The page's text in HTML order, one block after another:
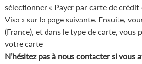
sélectionner « Payer par carte de
Visa » sur la page suivante. Ensuite,
(France), et dans le type de carte, vous
votre carte
N’hésitez pas à nous contacter si vous